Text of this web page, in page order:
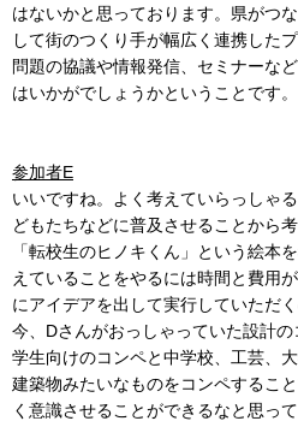
はないかと思っております。県がつ
して街のつくり手が幅広く連携した
問題の協議や情報発信、セミナーな
はいかがでしょうかということです。
参加者E
いいですね。よく考えていらっしゃ
どもたちなどに普及させることから
「転校生のヒノキくん」という絵本
えていることをやるには時間と費用
にアイデアを出して実行していただ
今、Dさんがおっしゃっていた設計
学生向けのコンペと中学校、工芸、
建築物みたいなものをコンペするこ
く意識させることができるなと思って